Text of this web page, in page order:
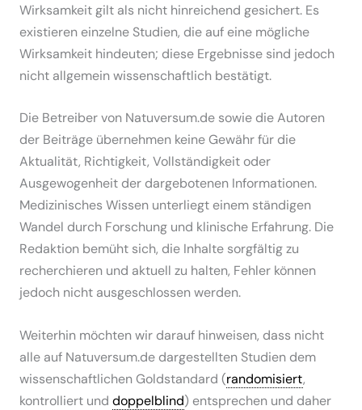
Wirksamkeit gilt als nicht hinreichend gesichert. Es
existieren einzelne Studien, die auf eine mögliche
Wirksamkeit hindeuten; diese Ergebnisse sind jedoch
nicht allgemein wissenschaftlich bestätigt.
Die Betreiber von Natuversum.de sowie die Autoren
der Beiträge übernehmen keine Gewähr für die
Aktualität, Richtigkeit, Vollständigkeit oder
Ausgewogenheit der dargebotenen Informationen.
Medizinisches Wissen unterliegt einem ständigen
Wandel durch Forschung und klinische Erfahrung. Die
Redaktion bemüht sich, die Inhalte sorgfältig zu
recherchieren und aktuell zu halten, Fehler können
jedoch nicht ausgeschlossen werden.
Weiterhin möchten wir darauf hinweisen, dass nicht
alle auf Natuversum.de dargestellten Studien dem
wissenschaftlichen Goldstandard (randomisiert,
kontrolliert und doppelblind) entsprechen und daher